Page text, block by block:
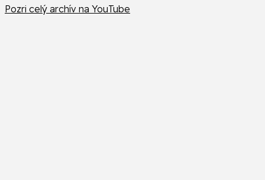
Pozri celý archív na YouTube